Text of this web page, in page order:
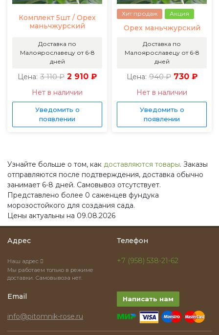
Комплект 5шт / Орех
маньчжурский
Доставка по
Малоярославецу от 6-8
дней
Цена: 3 110 ₽ 2 910 ₽
Нет в наличии
Уведомить о
появлении
Хит продаж Акция
Орех маньчжурский
Доставка по
Малоярославецу от 6-8
дней
Цена: 940 ₽ 730 ₽
Нет в наличии
Уведомить о
появлении
Узнайте больше о том, как доставляются товары. Заказы
отправляются после подтверждения, доставка обычно
занимает 6-8 дней. Самовывоз отсутствует.
Представлено более 0 саженцев фундука
морозостойкого для создания сада.
Цены актуальны на 09.08.2026
Адрес
Наш адрес
Мы работаем только в режиме
доставки. Самовывоза нет.
Телефон
+7 (958) 538-21-62
Email
info@pitomnik-rose.ru
Написать нам